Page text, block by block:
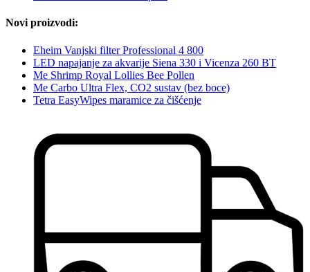
Novi proizvodi:
Eheim Vanjski filter Professional 4 800
LED napajanje za akvarije Siena 330 i Vicenza 260 BT
Me Shrimp Royal Lollies Bee Pollen
Me Carbo Ultra Flex, CO2 sustav (bez boce)
Tetra EasyWipes maramice za čišćenje